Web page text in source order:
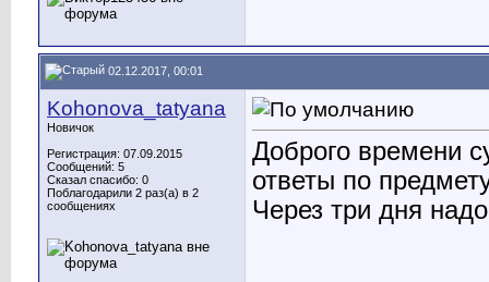
02.12.2017, 00:01
Kohonova_tatyana
Новичок
Регистрация: 07.09.2015
Сообщений: 5
Сказал спасибо: 0
Поблагодарили 2 раз(а) в 2
сообщениях
Доброго времени
ответы по
Через три дня